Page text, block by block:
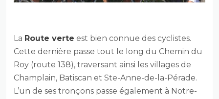
La Route verte est bien connue des cyclistes.
Cette dernière passe tout le long du Chemin du
Roy (route 138), traversant ainsi les villages de
Champlain, Batiscan et Ste-Anne-de-la-Pérade.
L’un de ses tronçons passe également à Notre-